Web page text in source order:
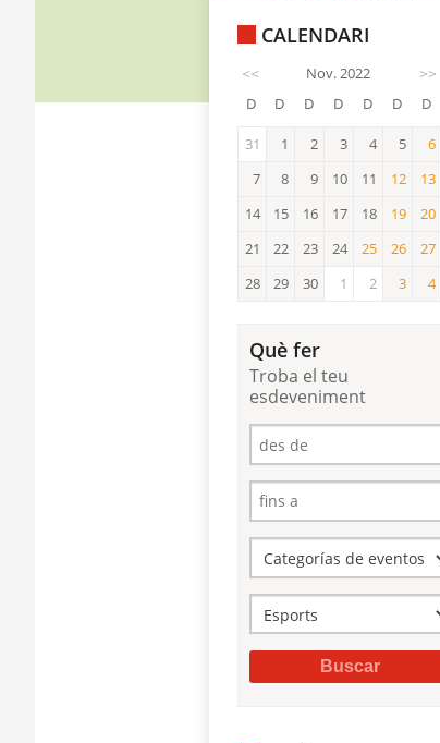
CALENDARI
<< Nov. 2022 >>
D D D D D D D
31 1 2 3 4 5 6
6
7 8 9 10 11 12
12
13
13
14 15 16 17 18 19
19
20
20
21 22 23 24 25 26 27
28 29 30 1 2 3 4
Què fer
Troba el teu
esdeveniment